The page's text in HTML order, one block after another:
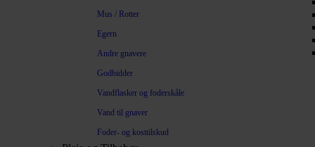
Mus / Rotter
Egern
Andre gnavere
Godbidder
Vandflasker og foderskåle
Vand til gnaver
Foder- og kosttilskud